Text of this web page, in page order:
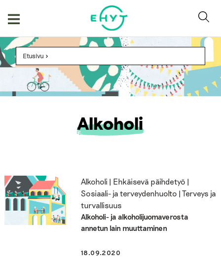
Etusivu >
Alkoholi
Alkoholi | Ehkäisevä päihdetyö |
Sosiaali- ja terveydenhuolto | Terveys ja
turvallisuus
Alkoholi- ja alkoholijuomaverosta
annetun lain muuttaminen
18.09.2020